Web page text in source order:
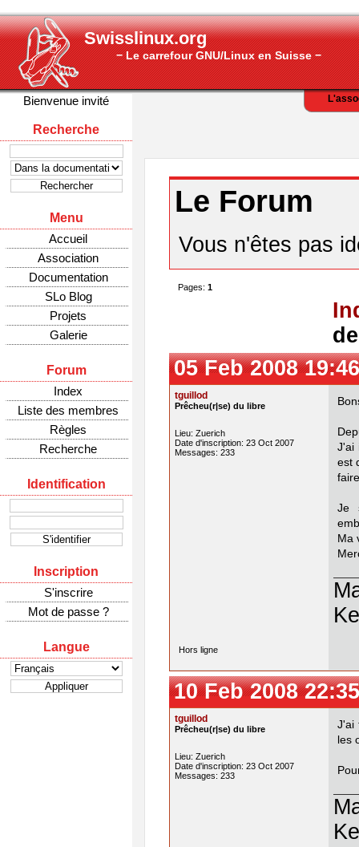
Swisslinux.org
− Le carrefour GNU/Linux en Suisse −
Bienvenue invité
Recherche
Menu
Accueil
Association
Documentation
SLo Blog
Projets
Galerie
Forum
Index
Liste des membres
Règles
Recherche
Identification
Inscription
S'inscrire
Mot de passe ?
Langue
Le Forum
Vous n'êtes pas
Pages: 1
05 Feb 2008
tguillod
Prêcheu(r|se) du libre
Lieu: Zuerich
Date d'inscription: 23 Oct 2007
Messages: 233
J'ai
est
faire
Je
Ma
Hors ligne
10 Feb 2008
tguillod
Prêcheu(r|se) du libre
Lieu: Zuerich
Date d'inscription: 23 Oct 2007
Messages: 233
J'ai
les